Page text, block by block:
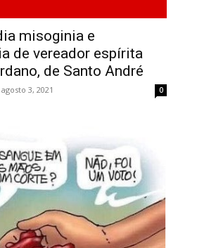
misoginia e
de vereador espírita
de Santo André
agosto 3, 2021 0